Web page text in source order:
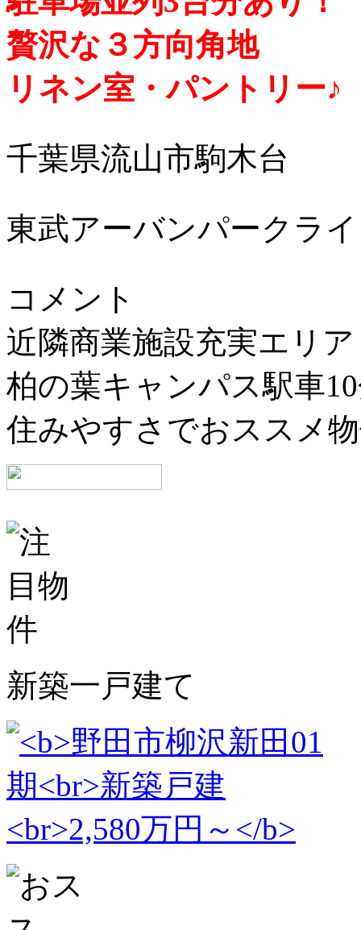
贅沢な３方向角地
リネン室・パントリー♪
千葉県流山市駒木台
東武アーバンパークラ
コメント
近隣商業施設充実エリア
柏の葉キャンパス駅車
住みやすさでおススメ
新築一戸建て